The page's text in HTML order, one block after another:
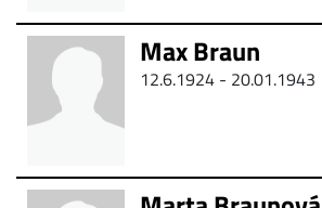
Max Braun
12.6.1924 - 20.01.1943